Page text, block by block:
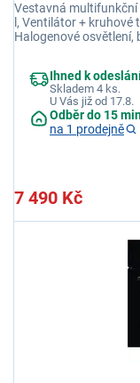
Vestavná multifunkční
l, Ventilátor + kruhové
Halogenové osvětlení,
Ihned k
Skladem 4 ks.
U Vás již od 17.8.
Odběr do 15
na 1 prodejně
7 490 Kč